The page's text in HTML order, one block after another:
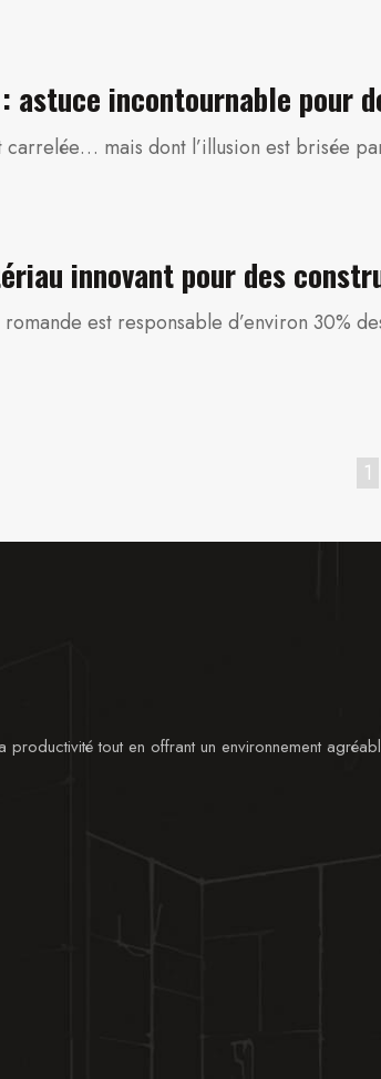
astuce incontournable pour
mais dont l’illusion est brisée
innovant pour des
est responsable d’environ 30%
1
tout en offrant un environnement